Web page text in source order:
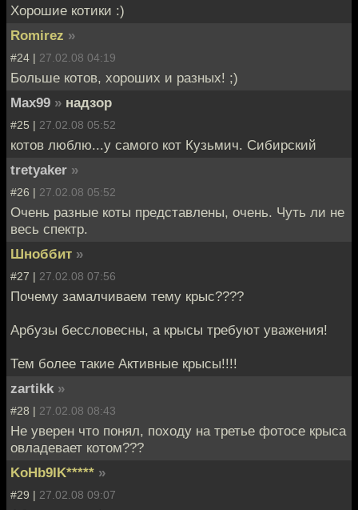
Хорошие котики :)
Romirez »
#24 | 27.02.08 04:19
Больше котов, хороших и разных! ;)
Max99 » надзор
#25 | 27.02.08 05:52
котов люблю...у самого кот Кузьмич. Сибирский
tretyaker »
#26 | 27.02.08 05:52
Очень разные коты представлены, очень. Чуть ли не
весь спектр.
Шноббит »
#27 | 27.02.08 07:56
Почему замалчиваем тему крыс????
Арбузы бессловесны, а крысы требуют уважения!
Тем более такие Активные крысы!!!!
zartikk »
#28 | 27.02.08 08:43
Не уверен что понял, походу на третье фотосе крыса
овладевает котом???
KoHb9IK***** »
#29 | 27.02.08 09:07